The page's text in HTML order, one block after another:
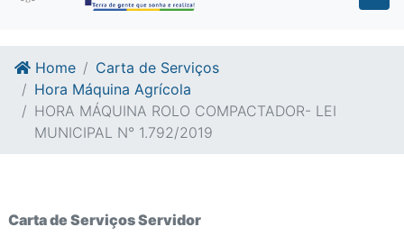
Home
Carta de Serviços
Hora Máquina Agrícola
HORA MÁQUINA ROLO COMPACTADOR- LEI
MUNICIPAL N° 1.792/2019
Carta de Serviços Servidor